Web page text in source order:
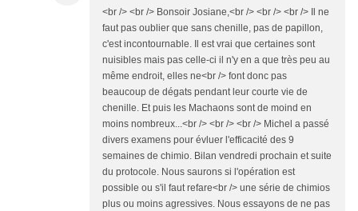
<br /> <br /> Bonsoir Josiane,<br /> <br /> <br /> Il ne
faut pas oublier que sans chenille, pas de papillon,
c'est incontournable. Il est vrai que certaines sont
nuisibles mais pas celle-ci il n'y en a que très peu au
même endroit, elles ne<br /> font donc pas
beaucoup de dégats pendant leur courte vie de
chenille. Et puis les Machaons sont de moind en
moins nombreux...<br /> <br /> <br /> Michel a passé
divers examens pour évluer l'efficacité des 9
semaines de chimio. Bilan vendredi prochain et suite
du protocole. Nous saurons si l'opération est
possible ou s'il faut refare<br /> une série de chimios
plus ou moins agressives. Nous essayons de ne pas